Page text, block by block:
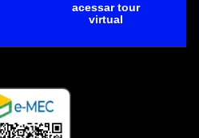
acessar tour
virtual